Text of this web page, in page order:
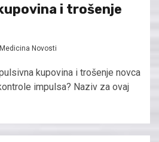
i trošenje
Medicina Novosti
kupovina i trošenje novca
impulsa? Naziv za ovaj